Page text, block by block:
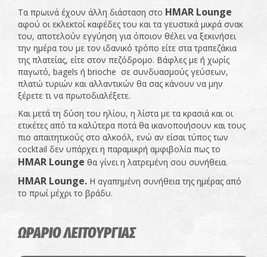
Τα πρωινά έχουν άλλη διάσταση στο HMAR Lounge
αφού οι εκλεκτοί καφέδες του και τα γευστικά μικρά σνακ
του, αποτελούν εγγύηση για όποιον θέλει να ξεκινήσει
την ημέρα του με τον ιδανικό τρόπο είτε στα τραπεζάκια
της πλατείας, είτε στον πεζόδρομο. Βάφλες με ή χωρίς
παγωτό, bagels ή brioche σε συνδυασμούς γεύσεων,
πλατώ τυριών και αλλαντικών θα σας κάνουν να μην
ξέρετε τι να πρωτοδιαλέξετε.
Και μετά τη δύση του ηλίου, η λίστα με τα κρασιά και οι
ετικέτες από τα καλύτερα ποτά θα ικανοποιήσουν και τους
πιο απαιτητικούς στο αλκοόλ, ενώ αν είσαι τύπος των
cocktail δεν υπάρχει η παραμικρή αμφιβολία πως το
HMAR Lounge θα γίνει η λατρεμένη σου συνήθεια.
HMAR Lounge. Η αγαπημένη συνήθεια της ημέρας από
το πρωί μέχρι το βράδυ.
ΩΡΑΡΙΟ ΛΕΙΤΟΥΡΓΙΑΣ